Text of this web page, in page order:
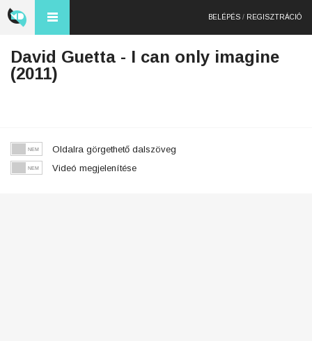
BELÉPÉS / REGISZTRÁCIÓ
David Guetta - I can only imagine
(2011)
Oldalra görgethető dalszöveg
Videó megjelenítése